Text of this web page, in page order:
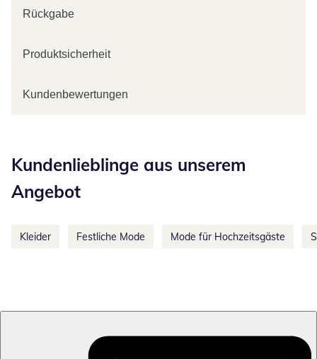
Rückgabe
Produktsicherheit
Kundenbewertungen
Kundenlieblinge aus unserem
Angebot
Kleider Festliche Mode Mode für Hochzeitsgäste